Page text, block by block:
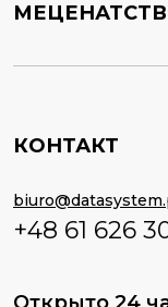
КОНТАКТ
+48 61 626